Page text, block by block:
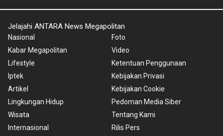
Jelajahi ANTARA News Megapolitan
Nasional
Kabar Megapolitan
Lifestyle
Iptek
Artikel
Lingkungan Hidup
Wisata
Internasional
Foto
Video
Ketentuan Penggunaan
Kebijakan Privasi
Kebijakan Cookie
Pedoman Media Siber
Tentang Kami
Rilis Pers